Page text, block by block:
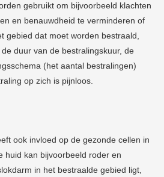
gebruikt om bijvoorbeeld klachten
en benauwdheid te verminderen of
gebied dat moet worden bestraald,
duur van de bestralingskuur, de
(het aantal bestralingen)
op zich is pijnloos.
ook invloed op de gezonde cellen in
huid kan bijvoorbeeld roder en
in het bestraalde gebied ligt,